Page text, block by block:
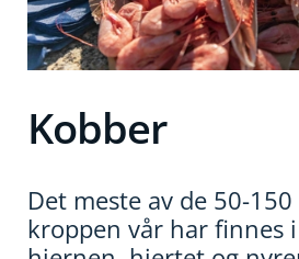
Kobber
Det meste av de 50-
kroppen vår har finnes